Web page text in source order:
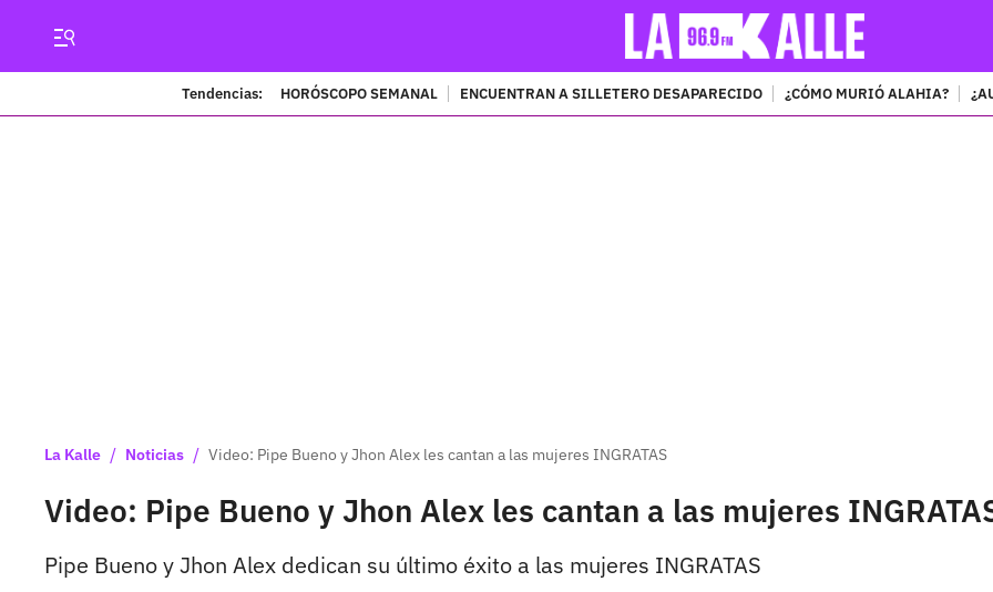
Tendencias: HORÓSCOPO SEMANAL ENCUENTRAN A SILLETERO DESAPARECIDO ¿CÓMO MURIÓ ALAHIA?
La Kalle / Noticias / Video: Pipe Bueno y Jhon Alex les cantan a las mujeres INGRATAS
Video: Pipe Bueno y Jhon Alex les cantan a las mujeres
Pipe Bueno y Jhon Alex dedican su último éxito a las mujeres INGRATAS